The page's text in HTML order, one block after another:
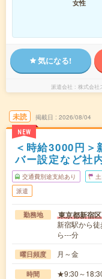
女性
気になる!
派遣会社 株式会社
未読
NEW
掲載日 2026/08/04
＜時給3000円＞
バー設定など社
交通費別途支給あり
派遣
勤務地 東京都新宿区
新宿駅から
ら---分
曜日頻度 月～金
時間 ★9:30～